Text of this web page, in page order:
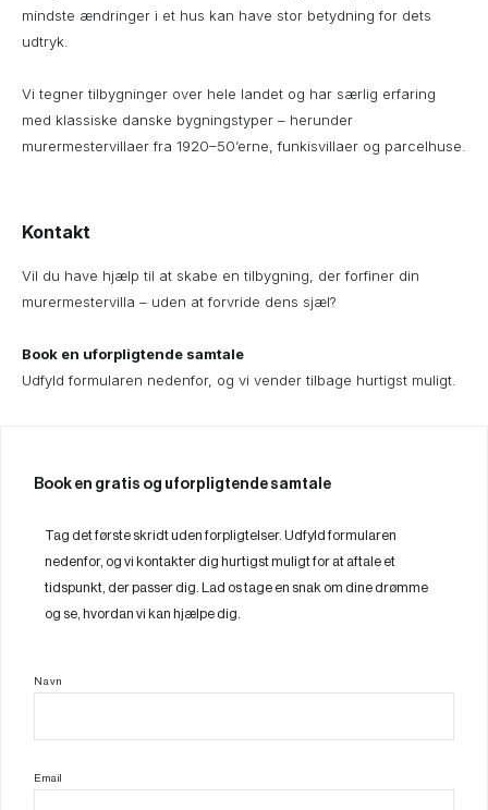
mindste ændringer i et hus kan have stor betydning for dets
udtryk.
Vi tegner tilbygninger over hele landet og har særlig erfaring
med klassiske danske bygningstyper – herunder
murermestervillaer fra 1920–50’erne, funkisvillaer og parcelhuse.
Kontakt
Vil du have hjælp til at skabe en tilbygning, der forfiner din
murermestervilla – uden at forvride dens sjæl?
Book en uforpligtende samtale
Udfyld formularen nedenfor, og vi vender tilbage hurtigst muligt.
Book en gratis og uforpligtende samtale
Tag det første skridt uden forpligtelser. Udfyld formularen
nedenfor, og vi kontakter dig hurtigst muligt for at aftale et
tidspunkt, der passer dig. Lad os tage en snak om dine drømme
og se, hvordan vi kan hjælpe dig.
Navn
Email